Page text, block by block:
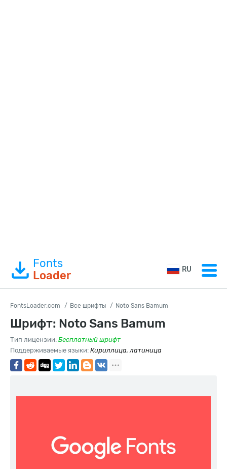
Fonts
Loader
RU
FontsLoader.com Все шрифты Noto Sans Bamum
Шрифт: Noto Sans Bamum
Тип лицензии: Бесплатный шрифт
Поддерживаемые языки: Кириллица, латиница